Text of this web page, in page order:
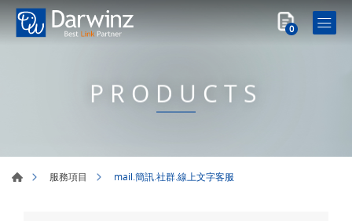
0
PRODUCTS
服務項目 mail.簡訊.社群.線上文字客服